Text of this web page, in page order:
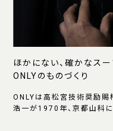
ほかにない、確かなスー
ONLYのものづくり
ONLYは高松宮技術奨励賜
浩一が1970年、京都山科に